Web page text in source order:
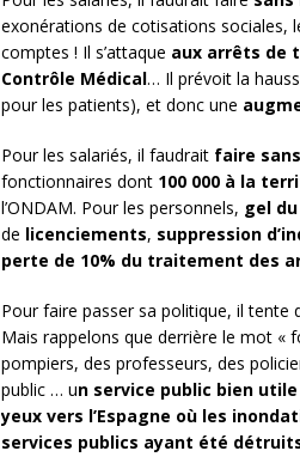
exonérations de cotisations sociales,
comptes ! Il s’attaque aux arrêts de
Contrôle Médical… Il prévoit la
pour les patients), et donc une
Pour les salariés, il faudrait faire
fonctionnaires dont 100 000 à la
l’ONDAM. Pour les personnels, gel
de licenciements, suppression
perte de 10% du traitement des
Pour faire passer sa politique, il tente
Mais rappelons que derrière le mot «
pompiers, des professeurs, des
public … un service public bien utile
yeux vers l’Espagne où les
services publics ayant été